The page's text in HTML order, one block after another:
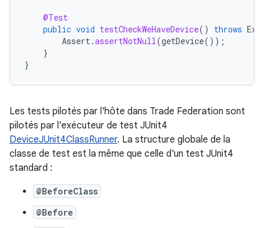
@Test
public void testCheckWeHaveDevice() throws
Assert.assertNotNull(getDevice());
}
}
Les tests pilotés par l'hôte dans Trade Federation sont
pilotés par l'exécuteur de test JUnit4
DeviceJUnit4ClassRunner. La structure globale de la
classe de test est la même que celle d'un test JUnit4
standard :
@BeforeClass
@Before